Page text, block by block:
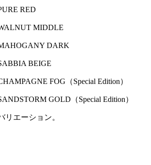
RED
MIDDLE
DARK
BEIGE
FOG（Special Edition）
GOLD（Special Edition）
リエーション。